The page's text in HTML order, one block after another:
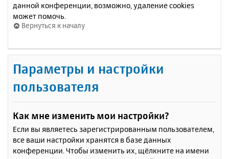
данной конференции, возможно, удаление cookies
может помочь.
Вернуться к началу
Параметры и настройки
пользователя
Как мне изменить мои настройки?
Если вы являетесь зарегистрированным пользователем,
все ваши настройки хранятся в базе данных
конференции. Чтобы изменить их, щёлкните на имени